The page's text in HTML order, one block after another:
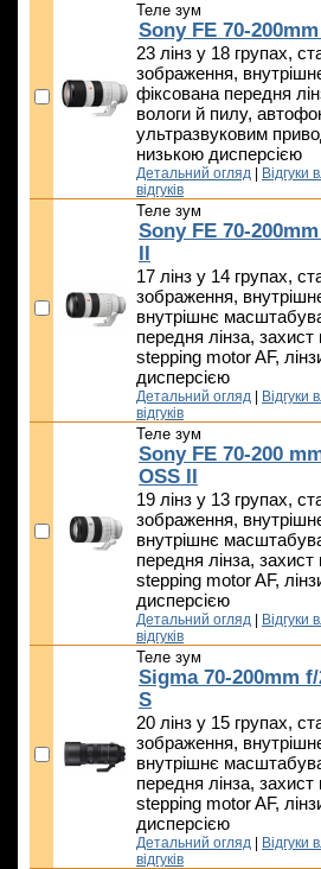
Теле зум
Sony FE 70-
23 лінз у 18 групах,
зображення,
фіксована передня
вологи й пилу,
ультразвуковим
низькою дисперсією
Детальний огляд Відгуки
відгуків
Теле зум
Sony FE 70-
17 лінз у 14 групах,
зображення,
внутрішнє
передня лінза, захист
stepping motor AF,
дисперсією
Детальний огляд Відгуки
відгуків
Теле зум
Sony FE 70-200
OSS II
19 лінз у 13 групах,
зображення,
внутрішнє
передня лінза, захист
stepping motor AF,
дисперсією
Детальний огляд Відгуки
відгуків
Теле зум
Sigma 70-200mm
S
20 лінз у 15 групах,
зображення,
внутрішнє
передня лінза, захист
stepping motor AF,
дисперсією
Детальний огляд Відгуки
відгуків